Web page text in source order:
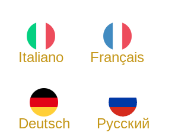
Italiano Français
Deutsch Русский